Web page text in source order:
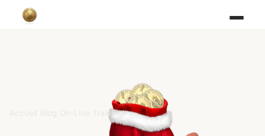
On-Line Training